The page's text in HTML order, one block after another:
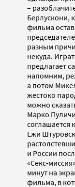
–
Берлускони,
фильма
разным
некуда.
предлагает
напомним,
а потом
жестоко
можно
Марко
соглашается
Ежи
и России
«Секс-
минут на
фильма, в